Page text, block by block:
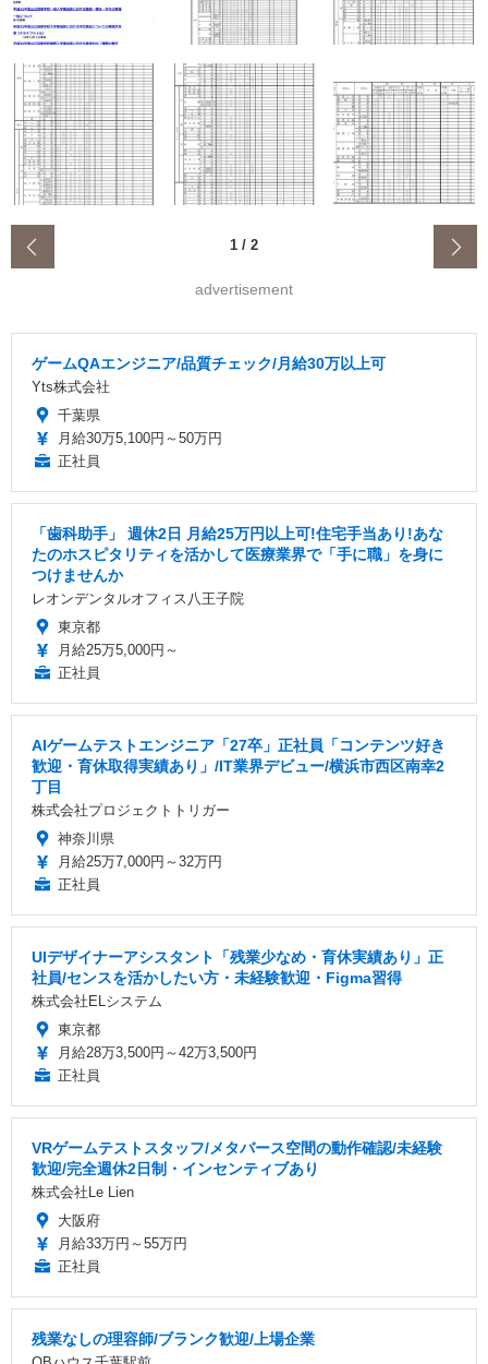
1 / 2
advertisement
ゲームQAエンジニア/品質チェック/月給30万以上可
Yts株式会社
千葉県
月給30万5,100円～50万円
正社員
「歯科助手」 週休2日 ️月給25万円以上可!住宅手当あり!あな
たのホスピタリティを活かして医療業界で「手に職」を身に
つけませんか
レオンデンタルオフィス八王子院
東京都
月給25万5,000円～
正社員
AIゲームテストエンジニア「27卒」正社員「コンテンツ好き
歓迎・育休取得実績あり」/IT業界デビュー/横浜市西区南幸2
丁目
株式会社プロジェクトトリガー
神奈川県
月給25万7,000円～32万円
正社員
UIデザイナーアシスタント「残業少なめ・育休実績あり」正
社員/センスを活かしたい方・未経験歓迎・Figma習得
株式会社ELシステム
東京都
月給28万3,500円～42万3,500円
正社員
VRゲームテストスタッフ/メタバース空間の動作確認/未経験
歓迎/完全週休2日制・インセンティブあり
株式会社Le Lien
大阪府
月給33万円～55万円
正社員
残業なしの理容師/ブランク歓迎/上場企業